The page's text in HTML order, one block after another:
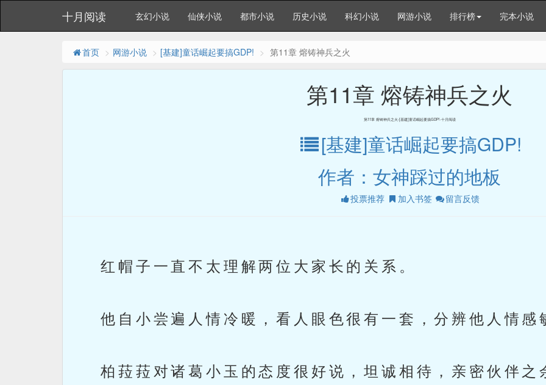
十月阅读 玄幻小说 仙侠小说 都市小说 历史小说 科幻小说 网游小说 排行榜 完本小说
首页 网游小说 [基建]童话崛起要搞GDP! 第11章 熔铸神兵之火
第11章 熔铸神兵之火
第11章 熔铸神兵之火-[基建]童话崛起要搞GDP!-十月阅读
[基建]童话崛起要搞GDP!
作者：女神踩过的地板
投票推荐 加入书签 留言反馈
红帽子一直不太理解两位大家长的关系。
他自小尝遍人情冷暖，看人眼色很有一套，分辨他人情感
柏菈菈对诸葛小玉的态度很好说，坦诚相待，亲密伙伴之